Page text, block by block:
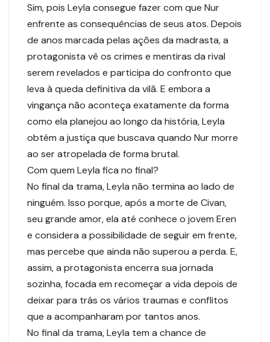
Sim, pois Leyla consegue fazer com que Nur
enfrente as consequências de seus atos. Depois
de anos marcada pelas ações da madrasta, a
protagonista vê os crimes e mentiras da rival
serem revelados e participa do confronto que
leva à queda definitiva da vilã. E embora a
vingança não aconteça exatamente da forma
como ela planejou ao longo da história, Leyla
obtém a justiça que buscava quando Nur morre
ao ser atropelada de forma brutal.
Com quem Leyla fica no final?
No final da trama, Leyla não termina ao lado de
ninguém. Isso porque, após a morte de Civan,
seu grande amor, ela até conhece o jovem Eren
e considera a possibilidade de seguir em frente,
mas percebe que ainda não superou a perda. E,
assim, a protagonista encerra sua jornada
sozinha, focada em recomeçar a vida depois de
deixar para trás os vários traumas e conflitos
que a acompanharam por tantos anos.
No final da trama, Leyla tem a chance de